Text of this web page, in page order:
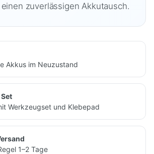
zuverlässigen Akkutausch.
Akkus im Neuzustand
Werkzeugset und Klebepad
1–2 Tage